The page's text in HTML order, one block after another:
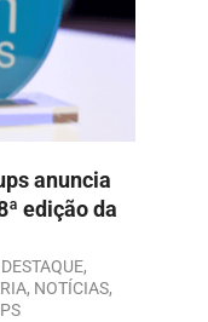
anuncia
edição da
DESTAQUE,
, NOTÍCIAS,